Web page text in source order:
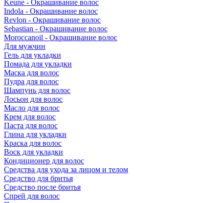
Keune - Окрашивание волос
Indola - Окрашивание волос
Revlon - Окрашивание волос
Sebastian - Окрашивание волос
Moroccanoil - Окрашивание волос
Для мужчин
Гель для укладки
Помада для укладки
Маска для волос
Пудра для волос
Шампунь для волос
Лосьон для волос
Масло для волос
Крем для волос
Паста для волос
Глина для укладки
Краска для волос
Воск для укладки
Кондиционер для волос
Средства для ухода за лицом и телом
Средство для бритья
Средство после бритья
Спрей для волос